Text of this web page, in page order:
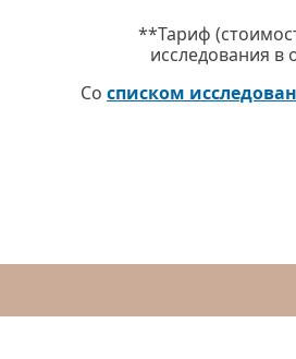
**Тариф
исследования
Со списком